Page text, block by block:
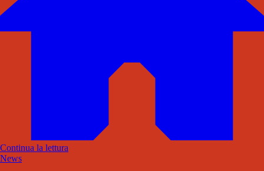
Continua la lettura
News